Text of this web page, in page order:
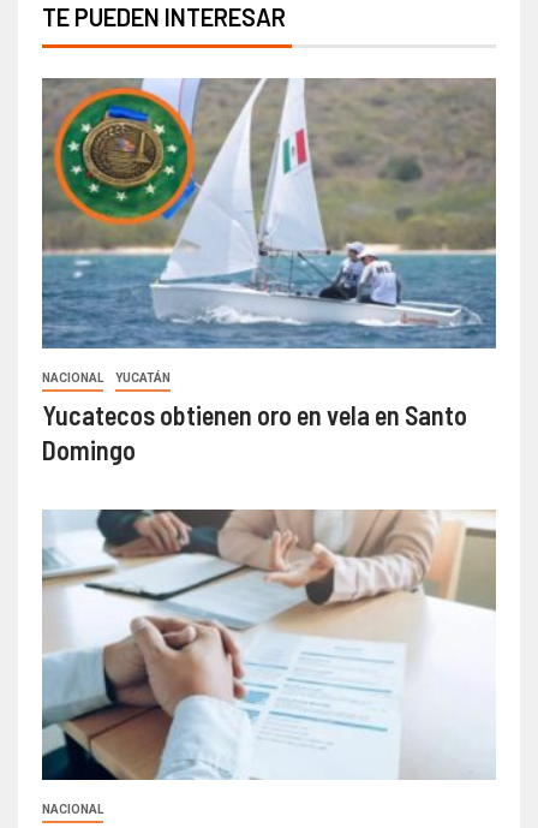
TE PUEDEN INTERESAR
NACIONAL YUCATÁN
Yucatecos obtienen oro en vela en Santo
Domingo
NACIONAL